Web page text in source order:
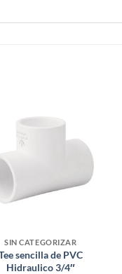
SIN CATEGORIZAR
sencilla de PVC
Hidraulico 3/4″